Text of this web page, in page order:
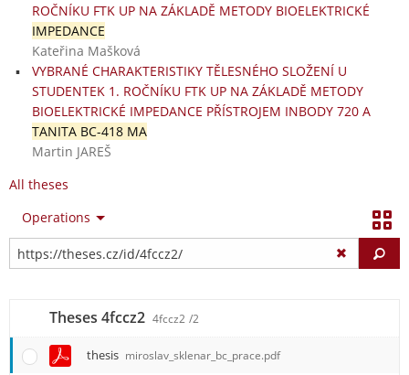
ROČNÍKU FTK UP NA ZÁKLADĚ METODY BIOELEKTRICKÉ
IMPEDANCE
Kateřina Mašková
VYBRANÉ CHARAKTERISTIKY TĚLESNÉHO SLOŽENÍ U
STUDENTEK 1. ROČNÍKU FTK UP NA ZÁKLADĚ METODY
BIOELEKTRICKÉ IMPEDANCE PŘÍSTROJEM INBODY 720 A
TANITA BC-418 MA
Martin JAREŠ
All theses
Operations
Theses 4fccz2 4fccz2 /2
thesis miroslav_sklenar_bc_prace.pdf